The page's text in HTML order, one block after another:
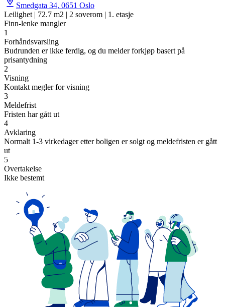
Smedgata 34, 0651 Oslo
Leilighet | 72.7 m2 | 2 soverom | 1. etasje
Finn-lenke mangler
1
Forhåndsvarsling
Budrunden er ikke ferdig, og du melder forkjøp basert på
prisantydning
2
Visning
Kontakt megler for visning
3
Meldefrist
Fristen har gått ut
4
Avklaring
Normalt 1-3 virkedager etter boligen er solgt og meldefristen er gått
ut
5
Overtakelse
Ikke bestemt